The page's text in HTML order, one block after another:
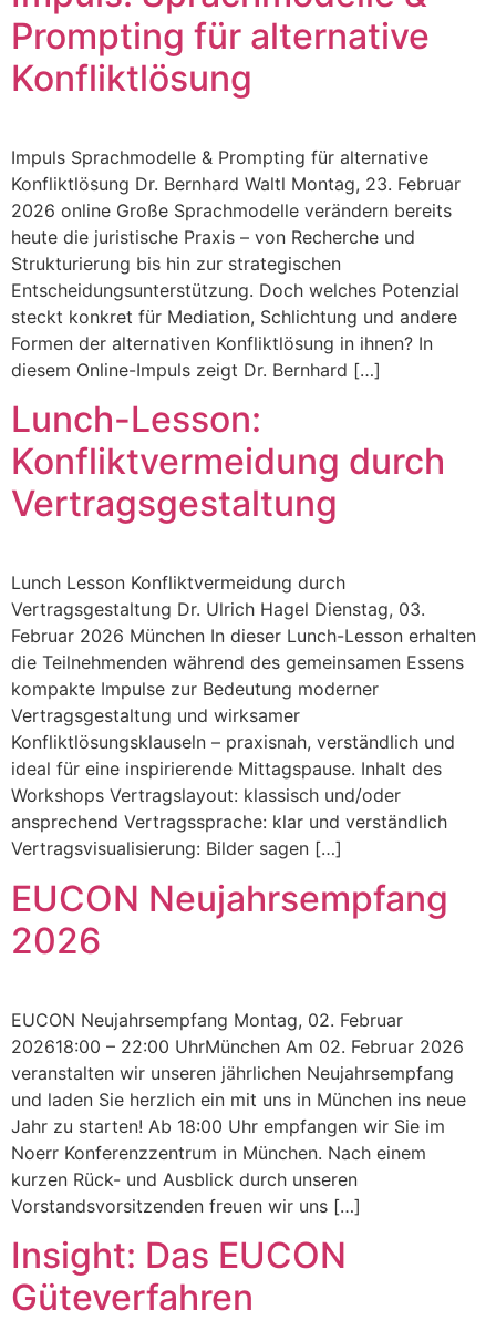
Prompting für alternative
Konfliktlösung
Impuls Sprachmodelle & Prompting für alternative
Konfliktlösung Dr. Bernhard Waltl Montag, 23. Februar
2026 online Große Sprachmodelle verändern bereits
heute die juristische Praxis – von Recherche und
Strukturierung bis hin zur strategischen
Entscheidungsunterstützung. Doch welches Potenzial
steckt konkret für Mediation, Schlichtung und andere
Formen der alternativen Konfliktlösung in ihnen? In
diesem Online-Impuls zeigt Dr. Bernhard […]
Lunch-Lesson:
Konfliktvermeidung durch
Vertragsgestaltung
Lunch Lesson Konfliktvermeidung durch
Vertragsgestaltung Dr. Ulrich Hagel Dienstag, 03.
Februar 2026 München In dieser Lunch-Lesson erhalten
die Teilnehmenden während des gemeinsamen Essens
kompakte Impulse zur Bedeutung moderner
Vertragsgestaltung und wirksamer
Konfliktlösungsklauseln – praxisnah, verständlich und
ideal für eine inspirierende Mittagspause. Inhalt des
Workshops Vertragslayout: klassisch und/oder
ansprechend ​Vertragssprache: klar und verständlich ​
Vertragsvisualisierung: Bilder sagen […]
EUCON Neujahrsempfang
2026
EUCON Neujahrsempfang Montag, 02. Februar
202618:00 – 22:00 UhrMünchen Am 02. Februar 2026
veranstalten wir unseren jährlichen Neujahrsempfang
und laden Sie herzlich ein mit uns in München ins neue
Jahr zu starten! Ab 18:00 Uhr empfangen wir Sie im
Noerr Konferenzzentrum in München. Nach einem
kurzen Rück- und Ausblick durch unseren
Vorstandsvorsitzenden freuen wir uns […]
Insight: Das EUCON
Güteverfahren